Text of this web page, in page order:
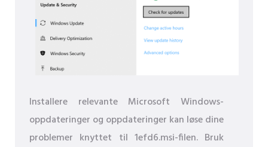
Installere relevante Microsoft Windows-
oppdateringer og oppdateringer kan løse dine
problemer knyttet til 1efd6.msi-filen. Bruk